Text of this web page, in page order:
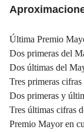
Última Premio
Dos primeras del
Dos últimas del
Tres primeras
Dos primeras y
Tres últimas cifras
Premio Mayor en